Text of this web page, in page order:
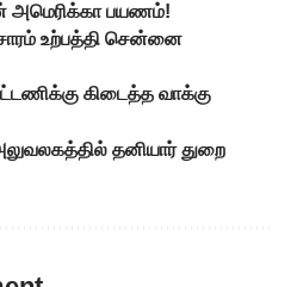
அமெரிக்கா பயணம்!
உற்பத்தி சென்னை
கிடைத்த வாக்கு
தனியார் துறை